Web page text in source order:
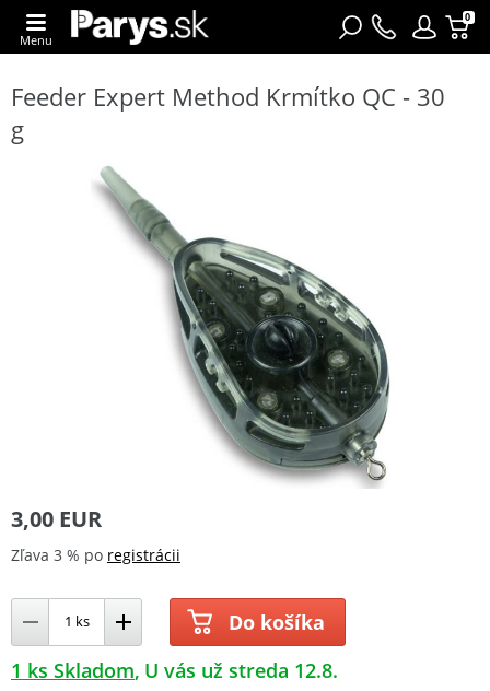
0
Menu
Feeder Expert Method Krmítko QC - 30
g
3,00 EUR
Zľava 3 % po registrácii
Do košíka
1 ks Skladom U vás už streda 12.8.